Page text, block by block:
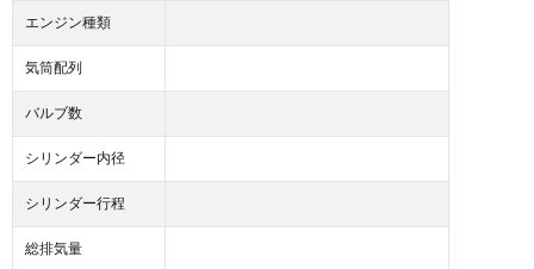
エンジン種類
気筒配列
バルブ数
シリンダー内径
シリンダー行程
総排気量